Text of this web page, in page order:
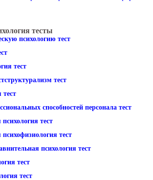
тесты
психологию тест
тест
тест
тест
способностей персонала тест
тест
тест
психология тест
тест
тест